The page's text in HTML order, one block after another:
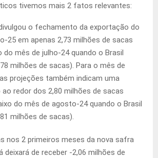
tivemos mais 2 fatos relevantes:
o fechamento da exportação do
25 em apenas 2,73 milhões de sacas
do mês de julho-24 quando o Brasil
milhões de sacas). Para o mês de
projeções também indicam uma
redor dos 2,80 milhões de sacas
do mês de agosto-24 quando o Brasil
milhões de sacas).
nos 2 primeiros meses da nova safra
deixará de receber -2,06 milhões de